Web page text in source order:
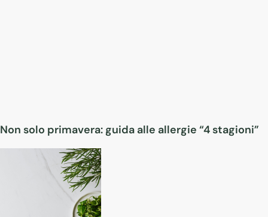
Non solo primavera: guida alle allergie “4 stagioni”